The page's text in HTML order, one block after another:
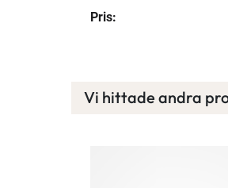
Pris:
Vi hittade andra